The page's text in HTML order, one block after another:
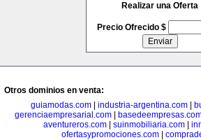
Realizar una Oferta
Precio Ofrecido $
Otros dominios en venta:
guiamodas.com| industria-argentina.com|
gerenciaempresarial.com|
aventureros.com| suinmobiliaria.com|
ofertasypromociones.com|